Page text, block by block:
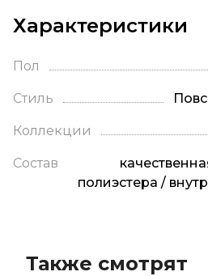
Характеристики
Пол
Стиль
Коллекции
Состав
полиэстера /
Также смотрят